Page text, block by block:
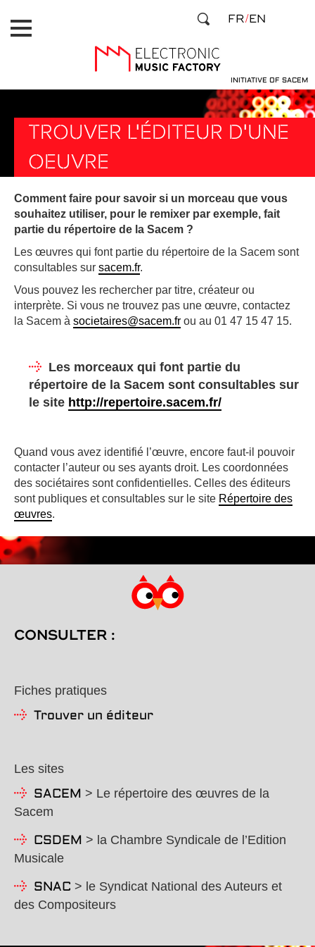
au
contenu
INITIATIVE OF SACEM
FR EN
TROUVER L'ÉDITEUR D'UNE
OEUVRE
Comment faire pour savoir si un morceau que vous
souhaitez utiliser, pour le remixer par exemple, fait
partie du répertoire de la Sacem ?
Les œuvres qui font partie du répertoire de la Sacem sont
consultables sur sacem.fr.
Vous pouvez les rechercher par titre, créateur ou
interprète. Si vous ne trouvez pas une œuvre, contactez
la Sacem à societaires@sacem.fr ou au 01 47 15 47 15.
Les morceaux qui font partie du
répertoire de la Sacem sont consultables sur
le site http://repertoire.sacem.fr/
Quand vous avez identifié l’œuvre, encore faut-il pouvoir
contacter l’auteur ou ses ayants droit. Les coordonnées
des sociétaires sont confidentielles. Celles des éditeurs
sont publiques et consultables sur le site Répertoire des
œuvres.
CONSULTER :
Fiches pratiques
Trouver un éditeur
Les sites
SACEM > Le répertoire des œuvres de la
Sacem
CSDEM > la Chambre Syndicale de l’Edition
Musicale
SNAC > le Syndicat National des Auteurs et
des Compositeurs